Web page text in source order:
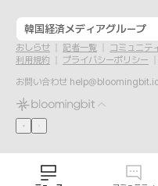
韓国経済メディアグループ
おしらせ 記者一覧
コミュニテ
利用規約
プライバシーポリシー
お問い合わせ